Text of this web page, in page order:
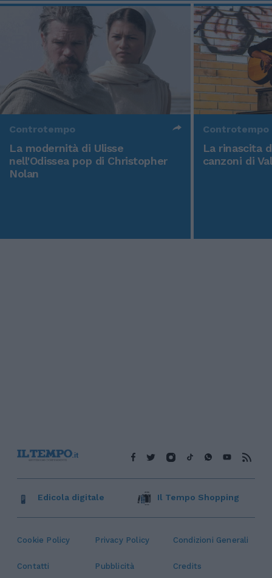
Controtempo
La modernità di Ulisse
nell'Odissea pop di Christopher
Nolan
Controtempo
La rinascita
canzoni di
Cookie Policy Privacy Policy Condizioni Generali
Contatti Pubblicità Credits
Edicola digitale Il Tempo Shopping